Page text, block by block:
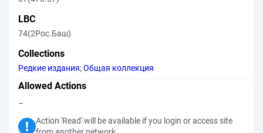
LBC
74(2Рос.Баш)
Collections
Редкие издания;Общая коллекция
Allowed Actions
–
Action 'Read' will be available if you login or access site